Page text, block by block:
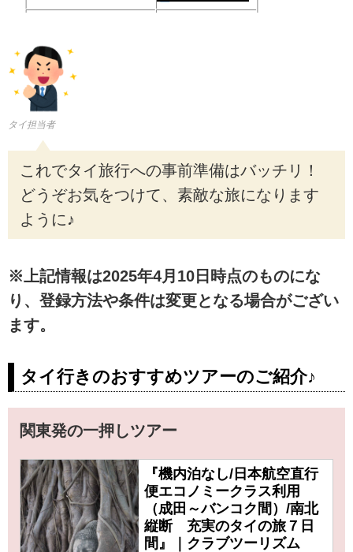
タイ担当者
これでタイ旅行への事前準備はバッチリ！
どうぞお気をつけて、素敵な旅になります
ように♪
※上記情報は2025年4月10日時点のものにな
り、登録方法や条件は変更となる場合がござい
ます。
タイ行きのおすすめツアーのご紹介♪
関東発の一押しツアー
『機内泊なし/日本航空直行
便エコノミークラス利用
（成田～バンコク間）/南北
縦断 充実のタイの旅７日
間』｜クラブツーリズム